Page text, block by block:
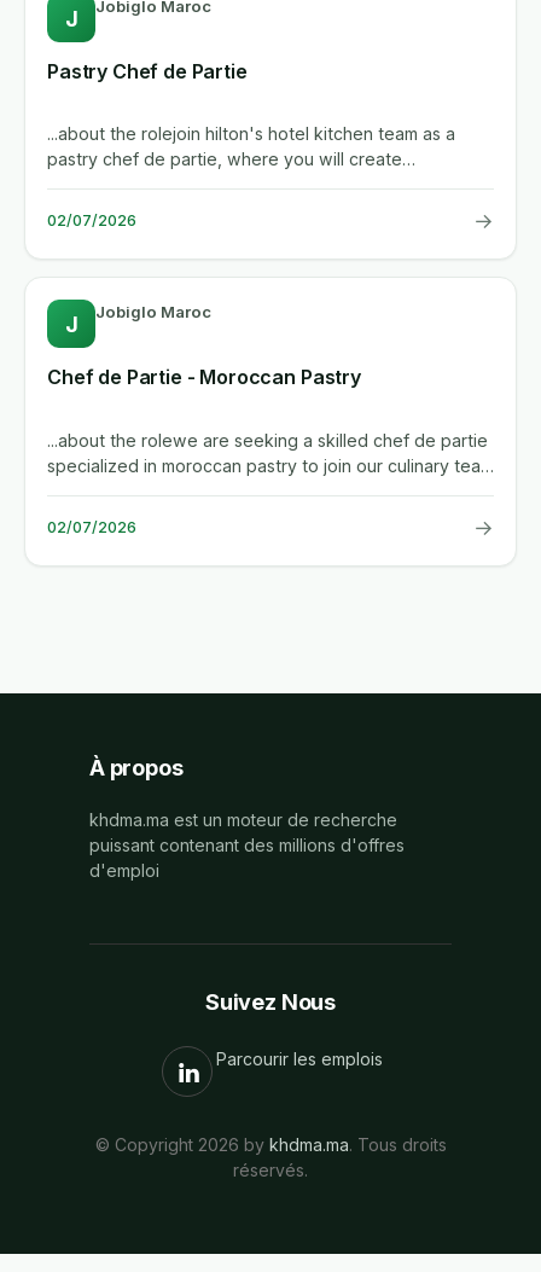
J Jobiglo Maroc
Pastry Chef de Partie
...about the rolejoin hilton's hotel kitchen team as a
pastry chef de partie, where you will create
high‑quality...
02/07/2026 →
J Jobiglo Maroc
Chef de Partie - Moroccan Pastry
...about the rolewe are seeking a skilled chef de partie
specialized in moroccan pastry to join our culinary team
at a...
02/07/2026 →
À propos
khdma.ma est un moteur de recherche
puissant contenant des millions d'offres
d'emploi
Suivez Nous
Parcourir les emplois
© Copyright 2026 by khdma.ma. Tous droits
réservés.